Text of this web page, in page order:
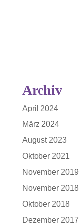
Archiv
April 2024
März 2024
August 2023
Oktober 2021
November 2019
November 2018
Oktober 2018
Dezember 2017